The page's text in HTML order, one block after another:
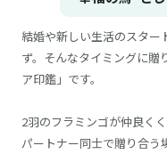
結婚や新しい生活のスター
ず。そんなタイミングに贈
ア印鑑」です。
2羽のフラミンゴが仲良く
パートナー同士で贈り合う